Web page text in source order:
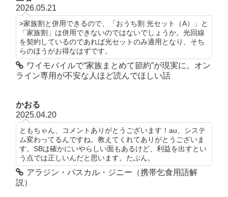
2026.05.21
>家族割と併用できるので、「おうち割 光セット（A）」と
「家族割」は併用できないのではないでしょうか。光回線
を契約しているのであれば光セットのみ適用となり、そち
らのほうがお得なはずです。
ワイモバイルで“家族まとめて節約”が現実に。オン
ライン専用が不安な人ほど読んでほしい話
かおる
2025.04.20
ともちゃん、コメントありがとうございます！au、システ
ム変わってるんですね。教えてくれてありがとうございま
す。SBは確かにいやらしい面もあるけど、利益を出すとい
う点では正しいんだと思います。たぶん。
アラジン・パスカル・ジニー（携帯乞食用語解
説）